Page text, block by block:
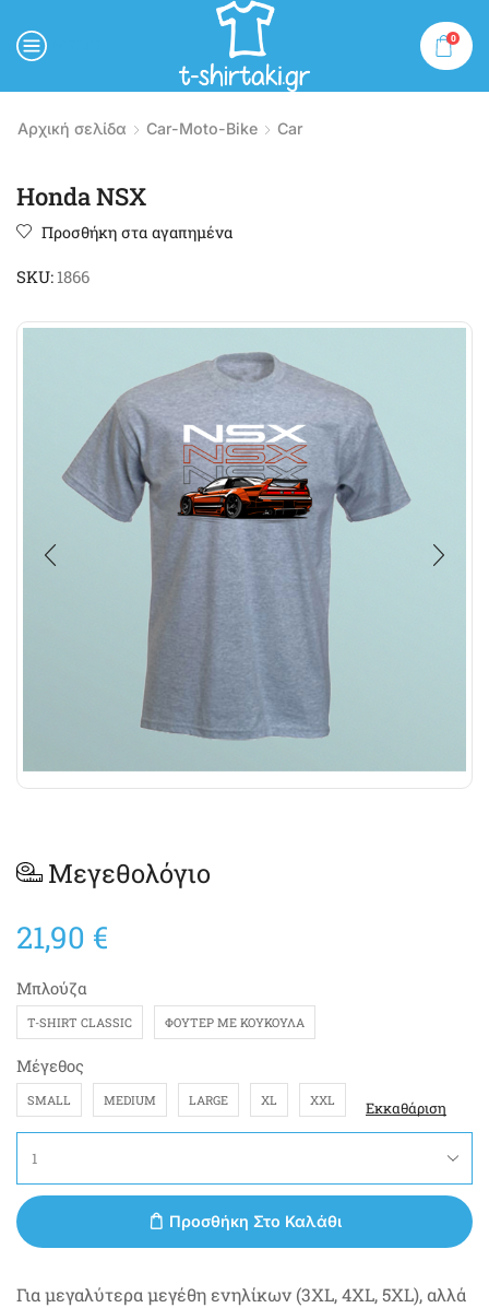
0
Αρχική σελίδα Car-Moto-Bike Car
Honda NSX
Προσθήκη στα αγαπημένα
SKU: 1866
Μεγεθολόγιο
21,90 €
Μπλούζα
T-SHIRT CLASSIC ΦΟΎΤΕΡ ΜΕ ΚΟΥΚΟΎΛΑ
Μέγεθος
SMALL MEDIUM LARGE XL XXL Εκκαθάριση
Προσθήκη Στο Καλάθι
Για μεγαλύτερα μεγέθη ενηλίκων (3XL, 4XL, 5XL), αλλά